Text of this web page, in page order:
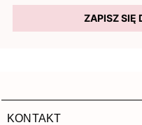
ZAPISZ SIĘ
KONTAKT